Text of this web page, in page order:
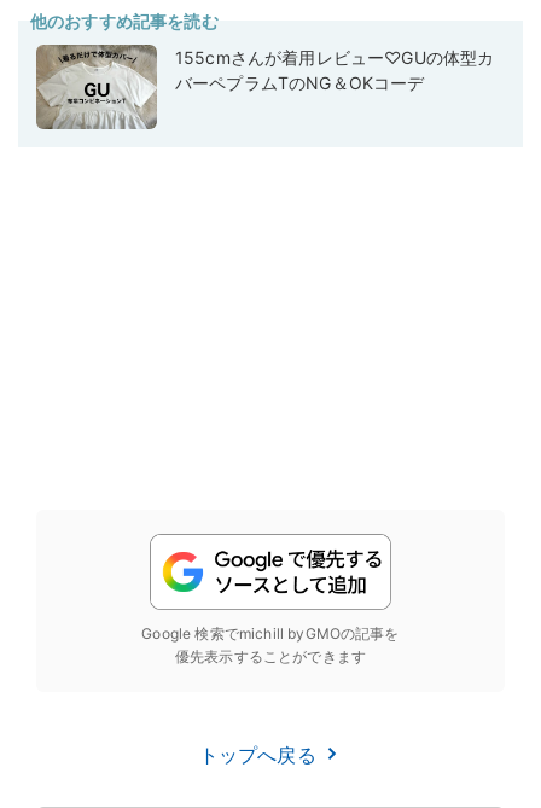
他のおすすめ記事を読む
155cmさんが着用レビュー♡GUの体型カ
バーペプラムTのNG＆OKコーデ
Google 検索でmichill byGMOの記事を
優先表示することができます
トップへ戻る